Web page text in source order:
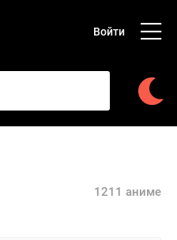
Войти
1211 аниме